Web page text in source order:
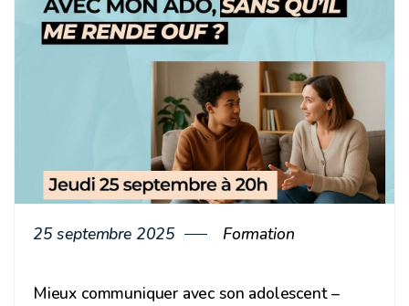
25 septembre 2025 Formation
Mieux communiquer avec son adolescent –